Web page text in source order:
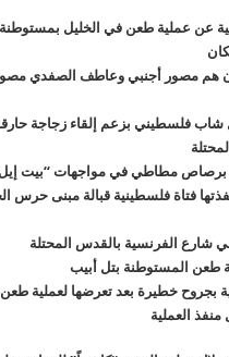
عن عملية طعن في الخليل
هم مصور أجنبي وعاطف الصفدي مصور
شاب فلسطيني بزعم إلقاء زجاجة
برصاص مطاطي في مواجهات “بيت
فتاة فلسطينية قبالة مبنى حرس
شارع الفرنسية بالقدس المحتلة
طعن المستوطنة بتل أبيب
بجروح خطيرة بعد تعرضها لعملية
العملية